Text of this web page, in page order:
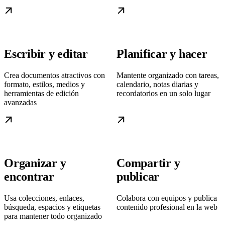
Escribir y editar
Crea documentos atractivos con
formato, estilos, medios y
herramientas de edición
avanzadas
Planificar y hacer
Mantente organizado con tareas,
calendario, notas diarias y
recordatorios en un solo lugar
Organizar y
encontrar
Usa colecciones, enlaces,
búsqueda, espacios y etiquetas
para mantener todo organizado
Compartir y
publicar
Colabora con equipos y publica
contenido profesional en la web